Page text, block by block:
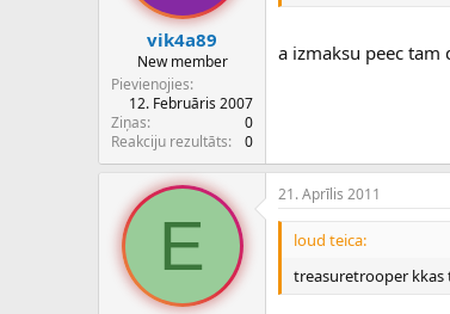
vik4a89
New member
Pievienojies
12. Februāris 2007
Ziņas
0
Reakciju rezultāts
0
a izmaksu peec tam
E
21. Aprīlis 2011
loud teica:
treasuretrooper kkas